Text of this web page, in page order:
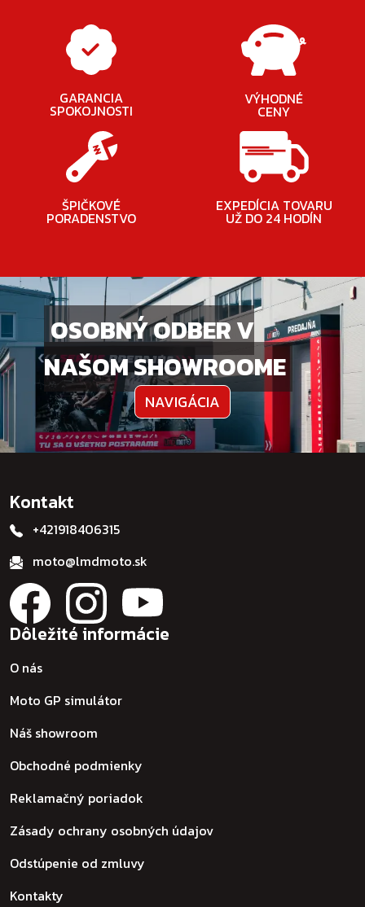
GARANCIA
SPOKOJNOSTI
VÝHODNÉ
CENY
ŠPIČKOVÉ
PORADENSTVO
EXPEDÍCIA TOVARU
UŽ DO 24 HODÍN
OSOBNÝ ODBER V
NAŠOM SHOWROOME
NAVIGÁCIA
Kontakt
+421918406315
moto@lmdmoto.sk
Dôležité informácie
O nás
Moto GP simulátor
Náš showroom
Obchodné podmienky
Reklamačný poriadok
Zásady ochrany osobných údajov
Odstúpenie od zmluvy
Kontakty